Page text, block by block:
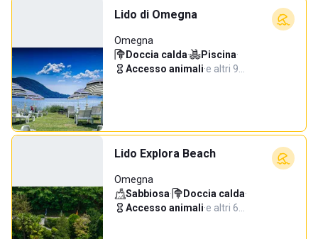
Lido di Omegna
Omegna
Doccia calda· Piscina·
Accesso animali·e altri 9…
Lido Explora Beach
Omegna
Sabbiosa· Doccia calda·
Accesso animali·e altri 6…